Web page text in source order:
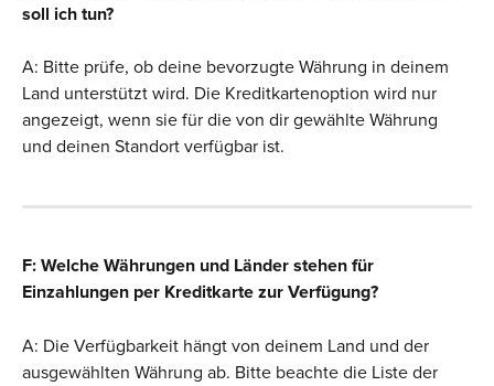
soll ich tun?
A: Bitte prüfe, ob deine bevorzugte Währung in deinem
Land unterstützt wird. Die Kreditkartenoption wird nur
angezeigt, wenn sie für die von dir gewählte Währung
und deinen Standort verfügbar ist.
F: Welche Währungen und Länder stehen für
Einzahlungen per Kreditkarte zur Verfügung?
A: Die Verfügbarkeit hängt von deinem Land und der
ausgewählten Währung ab. Bitte beachte die Liste der